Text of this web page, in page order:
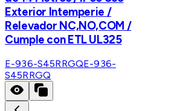
Exterior Intemperie /
Relevador NC,NO,COM /
Cumple con ETL UL325
E-936-S45RRGQE-936-
S45RRGQ